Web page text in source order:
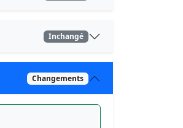
Inchangé
Changements